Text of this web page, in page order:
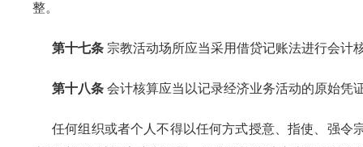
整。
第十七条 宗教活动场所应当采用借贷记账法进行会计
第十八条 会计核算应当以记录经济业务活动的原始凭
任何组织或者个人不得以任何方式授意、指使、强令